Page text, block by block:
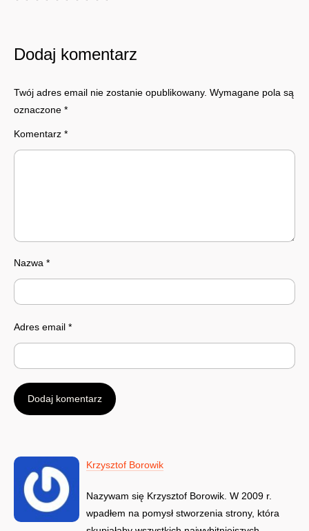
Dodaj komentarz
Twój adres email nie zostanie opublikowany. Wymagane pola są
oznaczone *
Komentarz *
Nazwa *
Adres email *
Krzysztof Borowik
Nazywam się Krzysztof Borowik. W 2009 r.
wpadłem na pomysł stworzenia strony, która